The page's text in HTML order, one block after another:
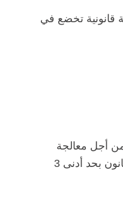
قانونية تخضع في
من أجل معالجة
وإدارة طلبه أو استفساره أو أي طلب يتم تقديمه من خلال هذا النموذج. سنحتفظ بهذه البيانات للفترة الزمنية اللازمة للامتثال لطلبك وللمدة التي يحددها القانون بحد أدنى 3